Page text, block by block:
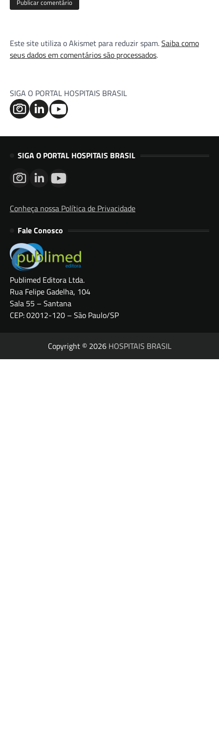
Este site utiliza o Akismet para reduzir spam.Saiba como
seus dados em comentários são processados.
SIGA O PORTAL HOSPITAIS BRASIL
SIGA O PORTAL HOSPITAIS BRASIL
Conheça nossa Política de Privacidade
Fale Conosco
Publimed Editora Ltda.
Rua Felipe Gadelha, 104
Sala 55 – Santana
CEP: 02012-120 – São Paulo/SP
Copyright © 2026 HOSPITAIS BRASIL